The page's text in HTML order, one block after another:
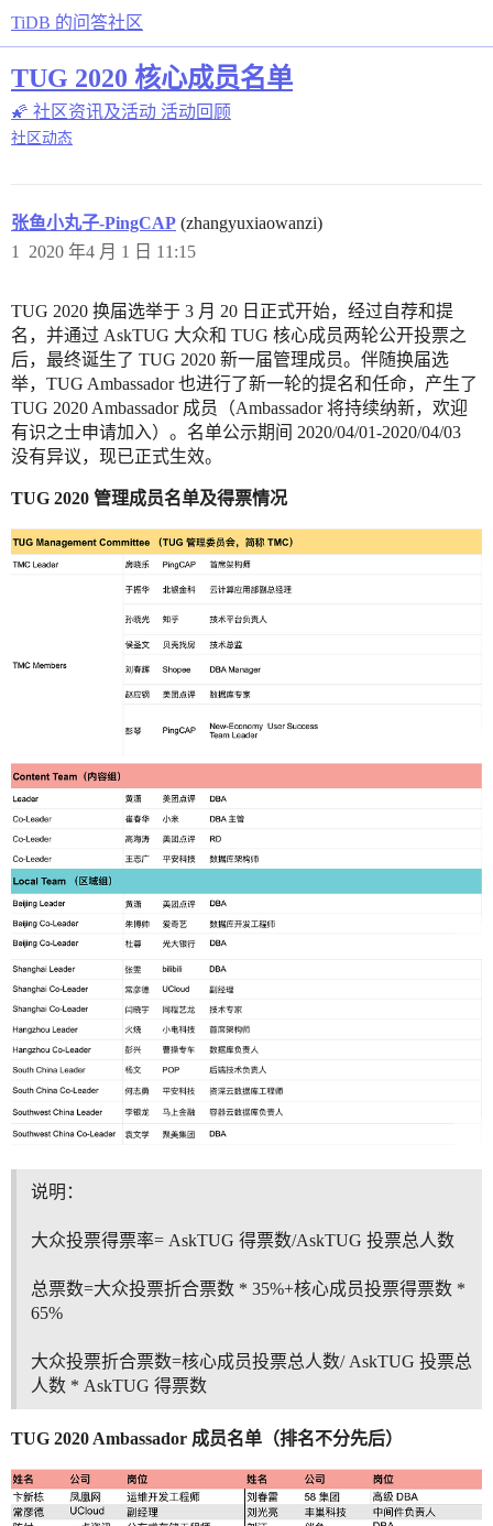
TiDB 的问答社区
TUG 2020 核心成员名单
🌠 社区资讯及活动 活动回顾
社区动态
张鱼小丸子-PingCAP (zhangyuxiaowanzi)
2020 年4 月 1 日 11:15
1
TUG 2020 换届选举于 3 月 20 日正式开始，经过自荐和提
名，并通过 AskTUG 大众和 TUG 核心成员两轮公开投票之
后，最终诞生了 TUG 2020 新一届管理成员。伴随换届选
举，TUG Ambassador 也进行了新一轮的提名和任命，产生了
TUG 2020 Ambassador 成员（Ambassador 将持续纳新，欢迎
有识之士申请加入）。名单公示期间 2020/04/01-2020/04/03
没有异议，现已正式生效。
TUG 2020 管理成员名单及得票情况
说明：
大众投票得票率= AskTUG 得票数/AskTUG 投票总人数
总票数=大众投票折合票数 * 35%+核心成员投票得票数 *
65%
大众投票折合票数=核心成员投票总人数/ AskTUG 投票总
人数 * AskTUG 得票数
TUG 2020 Ambassador 成员名单（排名不分先后）